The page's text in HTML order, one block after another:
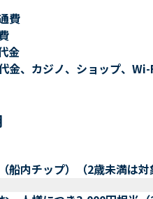
費
金
金、カジノ、ショップ、
船内チップ）（2歳未満は対